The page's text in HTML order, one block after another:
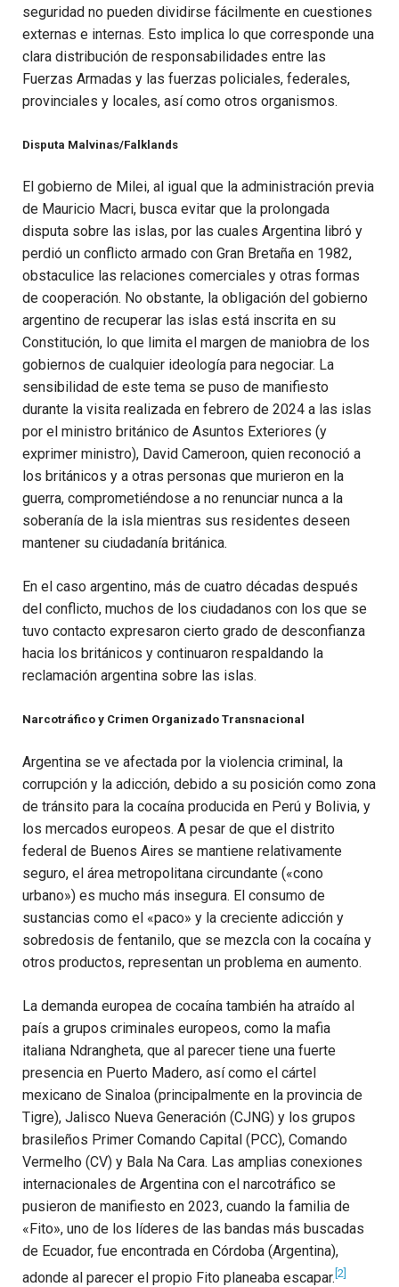
seguridad no pueden dividirse fácilmente en cuestiones
externas e internas. Esto implica lo que corresponde una
clara distribución de responsabilidades entre las
Fuerzas Armadas y las fuerzas policiales, federales,
provinciales y locales, así como otros organismos.
Disputa Malvinas/Falklands
El gobierno de Milei, al igual que la administración previa
de Mauricio Macri, busca evitar que la prolongada
disputa sobre las islas, por las cuales Argentina libró y
perdió un conflicto armado con Gran Bretaña en 1982,
obstaculice las relaciones comerciales y otras formas
de cooperación. No obstante, la obligación del gobierno
argentino de recuperar las islas está inscrita en su
Constitución, lo que limita el margen de maniobra de los
gobiernos de cualquier ideología para negociar. La
sensibilidad de este tema se puso de manifiesto
durante la visita realizada en febrero de 2024 a las islas
por el ministro británico de Asuntos Exteriores (y
exprimer ministro), David Cameroon, quien reconoció a
los británicos y a otras personas que murieron en la
guerra, comprometiéndose a no renunciar nunca a la
soberanía de la isla mientras sus residentes deseen
mantener su ciudadanía británica.
En el caso argentino, más de cuatro décadas después
del conflicto, muchos de los ciudadanos con los que se
tuvo contacto expresaron cierto grado de desconfianza
hacia los británicos y continuaron respaldando la
reclamación argentina sobre las islas.
Narcotráfico y Crimen Organizado Transnacional
Argentina se ve afectada por la violencia criminal, la
corrupción y la adicción, debido a su posición como zona
de tránsito para la cocaína producida en Perú y Bolivia, y
los mercados europeos. A pesar de que el distrito
federal de Buenos Aires se mantiene relativamente
seguro, el área metropolitana circundante («cono
urbano») es mucho más insegura. El consumo de
sustancias como el «paco» y la creciente adicción y
sobredosis de fentanilo, que se mezcla con la cocaína y
otros productos, representan un problema en aumento.
La demanda europea de cocaína también ha atraído al
país a grupos criminales europeos, como la mafia
italiana Ndrangheta, que al parecer tiene una fuerte
presencia en Puerto Madero, así como el cártel
mexicano de Sinaloa (principalmente en la provincia de
Tigre), Jalisco Nueva Generación (CJNG) y los grupos
brasileños Primer Comando Capital (PCC), Comando
Vermelho (CV) y Bala Na Cara. Las amplias conexiones
internacionales de Argentina con el narcotráfico se
pusieron de manifiesto en 2023, cuando la familia de
«Fito», uno de los líderes de las bandas más buscadas
de Ecuador, fue encontrada en Córdoba (Argentina),
adonde al parecer el propio Fito planeaba escapar. [2]